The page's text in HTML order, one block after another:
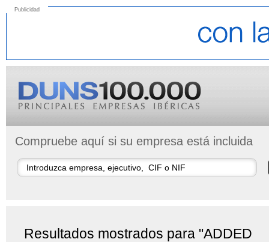
Publicidad
Compruebe aquí si su empresa está incluida
Resultados mostrados para "ADDED